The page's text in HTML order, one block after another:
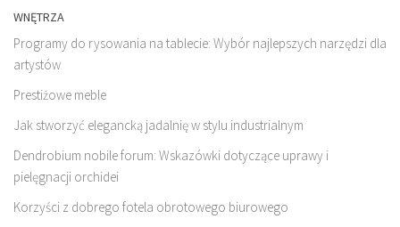
WNĘTRZA
Programy do rysowania na tablecie: Wybór najlepszych narzędzi dla
artystów
Prestiżowe meble
Jak stworzyć elegancką jadalnię w stylu industrialnym
Dendrobium nobile forum: Wskazówki dotyczące uprawy i
pielęgnacji orchidei
Korzyści z dobrego fotela obrotowego biurowego